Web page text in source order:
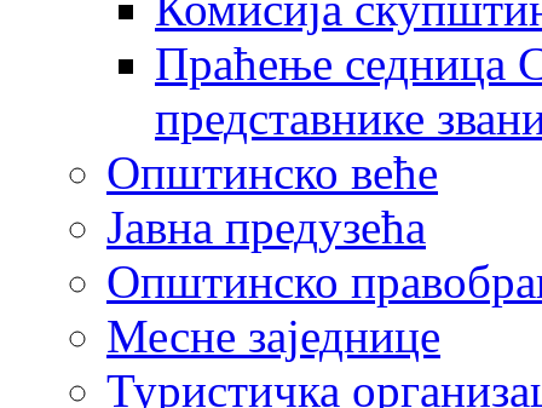
Праћење седница
представнике
Општинско веће
Јавна предузећа
Општинско
Месне заједнице
Туристичка